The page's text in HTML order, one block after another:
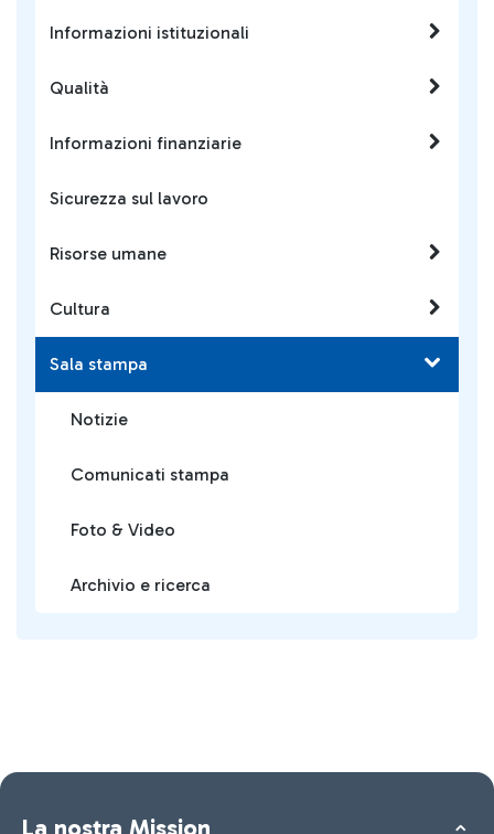
Informazioni istituzionali
Qualità
Informazioni finanziarie
Sicurezza sul lavoro
Risorse umane
Cultura
Sala stampa
Notizie
Comunicati stampa
Foto & Video
Archivio e ricerca
La nostra Mission